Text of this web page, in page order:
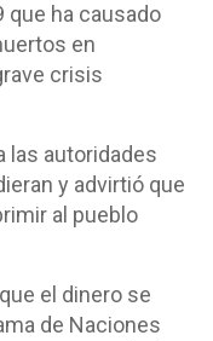
que ha causado
en
crisis
las autoridades
y advirtió que
al pueblo
el dinero se
de Naciones